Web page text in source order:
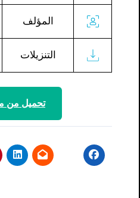
المؤلف
التنزيلات
تحميل من